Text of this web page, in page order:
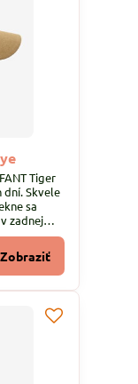
Tiger
dní. Skvele
sa
zadnej
Zobraziť